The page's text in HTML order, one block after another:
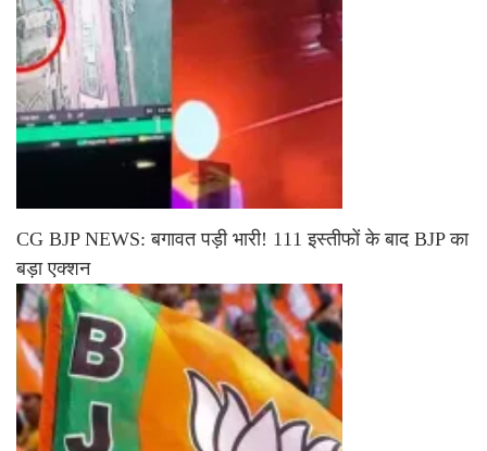
CG BJP NEWS: बगावत पड़ी भारी! 111 इस्तीफों के बाद BJP का
बड़ा एक्शन